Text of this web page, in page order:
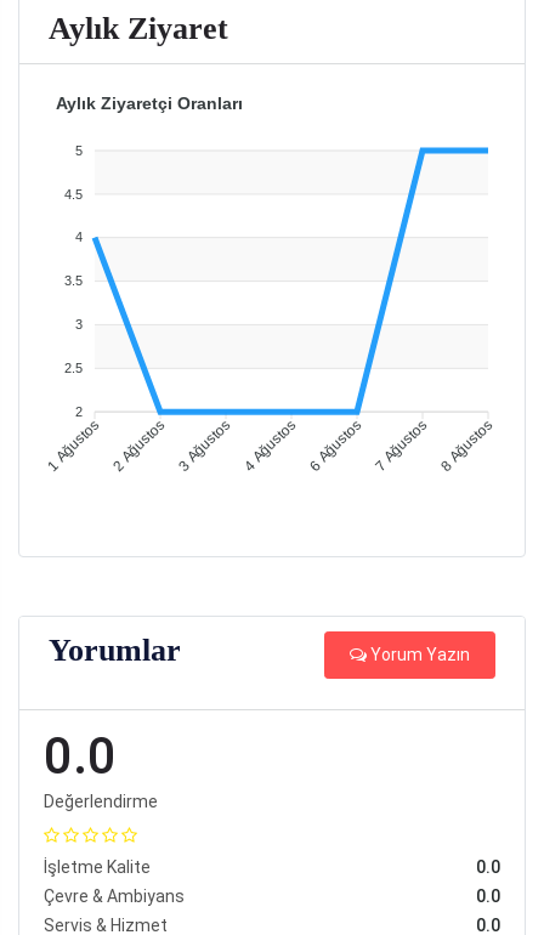
Aylık Ziyaret
Aylık Ziyaretçi Oranları
5
4.5
4
3.5
3
2.5
2
1 Ağustos 2 Ağustos 3 Ağustos 4 Ağustos 6 Ağustos 7 Ağustos 8 Ağustos
Yorumlar Yorum Yazın
0.0
Değerlendirme
İşletme Kalite
0.0
Çevre & Ambiyans
0.0
Servis & Hizmet
0.0